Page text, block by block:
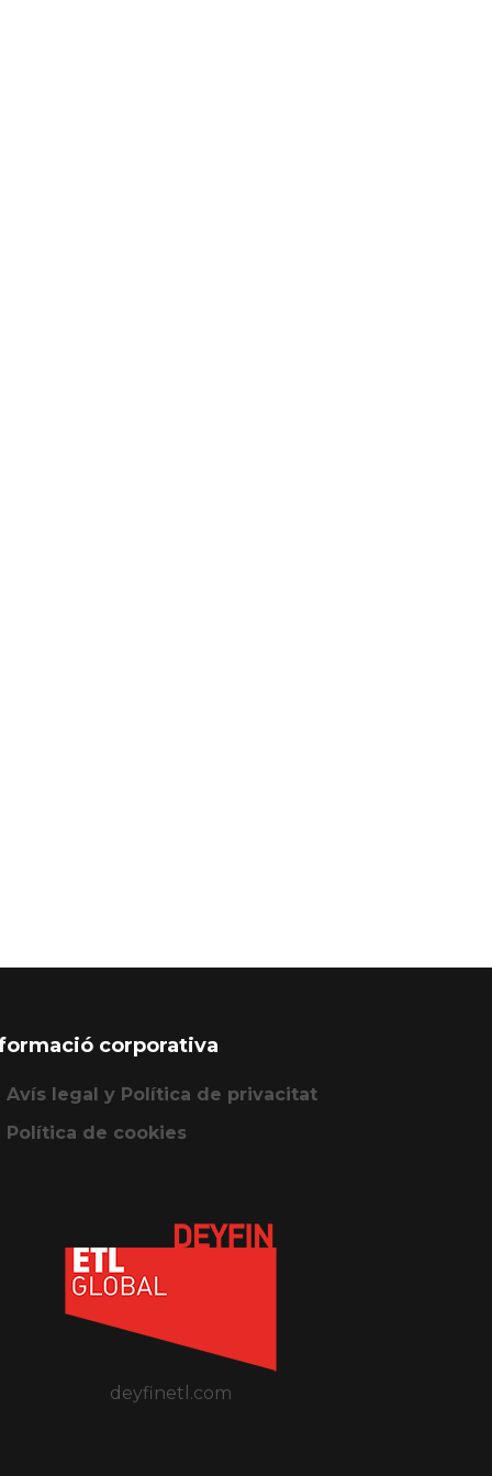
corporativa
Avís legal y Política de privacitat
Política de cookies
deyfinetl.com